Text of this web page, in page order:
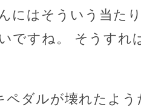
にはそういう当た
ですね。 そうすれ
ペダルが壊れたよ